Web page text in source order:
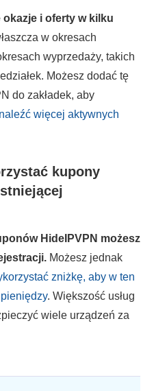
okazje i oferty w kilku
w okresach
wyprzedaży, takich
Możesz dodać tę
do zakładek, aby
więcej aktywnych
kupony
HideIPVPN możesz
Możesz jednak
zniżkę, aby w ten
. Większość usług
wiele urządzeń za